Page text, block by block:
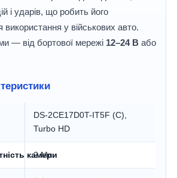
і ударів, що робить його
у військових авто.
— від бортової мережі 12–24 В або
DS-2CE17D0T-IT5F (C),
Turbo HD
камери
2 Мп